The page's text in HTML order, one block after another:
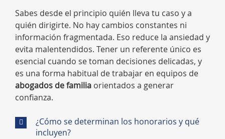
Sabes desde el principio quién lleva tu caso y a
quién dirigirte. No hay cambios constantes ni
información fragmentada. Eso reduce la ansiedad y
evita malentendidos. Tener un referente único es
esencial cuando se toman decisiones delicadas, y
es una forma habitual de trabajar en equipos de
abogados de familia orientados a generar
confianza.
¿Cómo se determinan los honorarios y qué
incluyen?